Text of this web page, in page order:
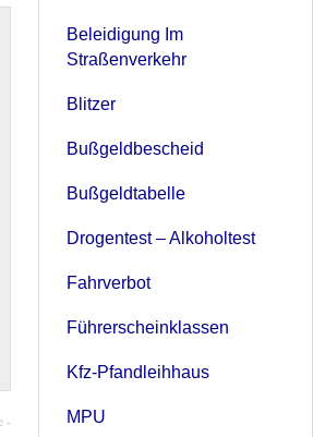
Beleidigung Im
Straßenverkehr
Blitzer
Bußgeldbescheid
Bußgeldtabelle
Drogentest – Alkoholtest
Fahrverbot
Führerscheinklassen
Kfz-Pfandleihhaus
MPU